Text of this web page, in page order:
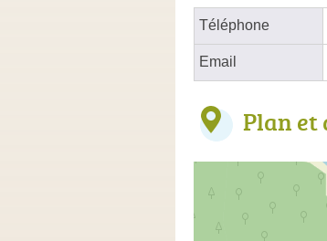
Téléphone
Email
Plan et